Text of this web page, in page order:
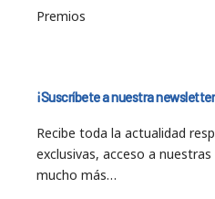
Premios
¡Suscríbete a nuestra
Recibe toda la actualidad
exclusivas, acceso a
mucho más…